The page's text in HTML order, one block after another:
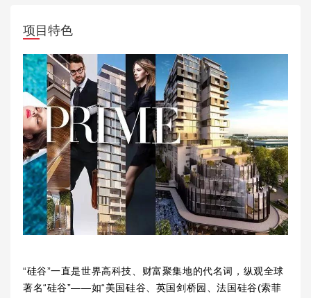
项目特色
“硅谷”一直是世界高科技、财富聚集地的代名词，纵观全球
著名“硅谷”——如“美国硅谷、英国剑桥园、法国硅谷(索菲